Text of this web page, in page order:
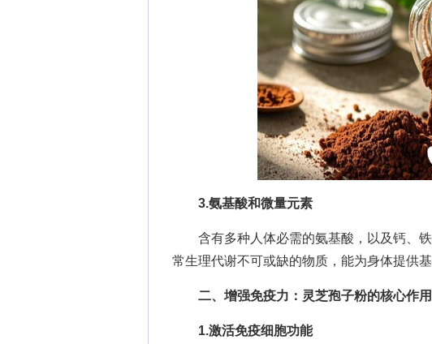
3.氨基酸和微量元素
含有多种人体必需的氨基酸，以及钙、铁
常生理代谢不可或缺的物质，能为身体提供基
二、增强免疫力：灵芝孢子粉的核心作用
1.激活免疫细胞功能